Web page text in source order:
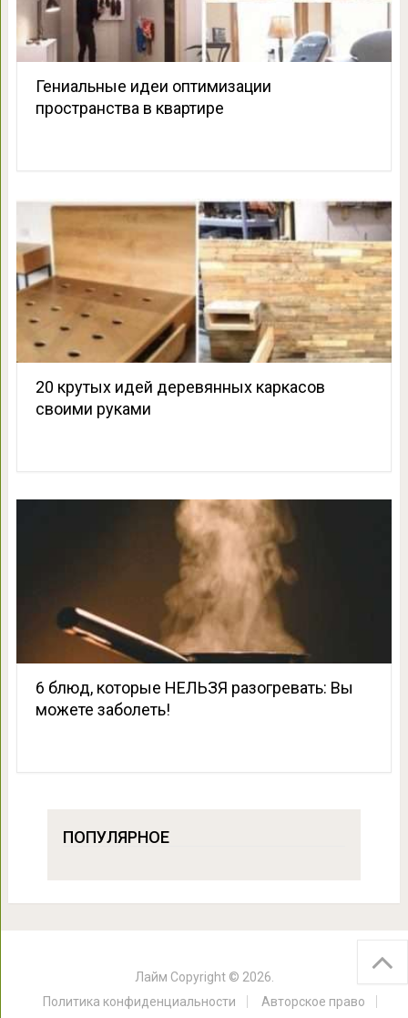
Гениальные идеи оптимизации
пространства в квартире
20 крутых идей деревянных каркасов
своими руками
6 блюд, которые НЕЛЬЗЯ разогревать: Вы
можете заболеть!
ПОПУЛЯРНОЕ
Лайм Copyright © 2026.
Политика конфиденциальности
Авторское право